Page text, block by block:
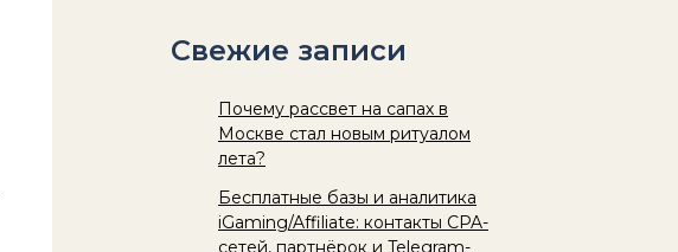
Свежие записи
Почему рассвет на сапах в
Москве стал новым ритуалом
лета?
Бесплатные базы и аналитика
iGaming/Affiliate: контакты CPA-
сетей, партнёрок и Telegram-